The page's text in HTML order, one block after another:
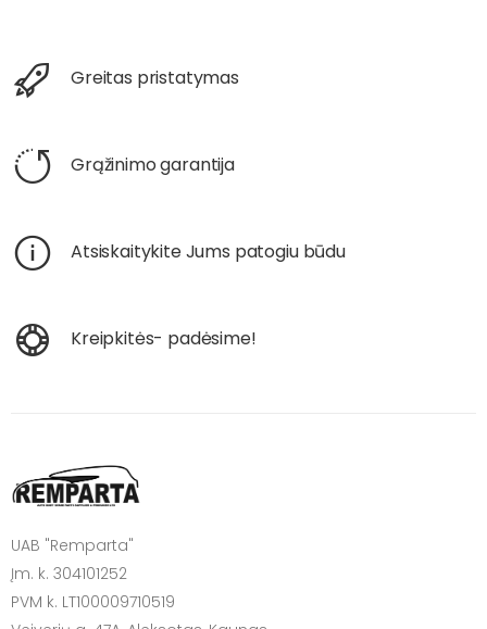
Greitas pristatymas
Grąžinimo garantija
Atsiskaitykite Jums patogiu būdu
Kreipkitės- padėsime!
UAB "Remparta"
Įm. k. 304101252
PVM k. LT100009710519